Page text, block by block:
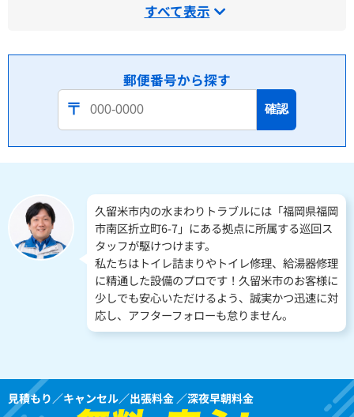
すべて表示
郵便番号から探す
確認
久留米市内の水まわりトラブルには「福岡県福岡
市南区折立町6-7」にある拠点に所属する巡回ス
タッフが駆けつけます。
私たちはトイレ詰まりやトイレ修理、給湯器修理
に精通した設備のプロです！久留米市のお客様に
少しでも安心いただけるよう、誠実かつ迅速に対
応し、アフターフォローも怠りません。
見積もり／キャンセル／出張料金 ／深夜早朝料金